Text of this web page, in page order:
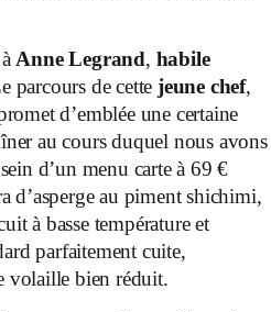
Anne Legrand, habile
parcours de cette jeune chef,
d’emblée une certaine
au cours duquel nous avons
d’un menu carte à 69 €
d’asperge au piment shichimi,
à basse température et
parfaitement cuite,
volaille bien réduit.